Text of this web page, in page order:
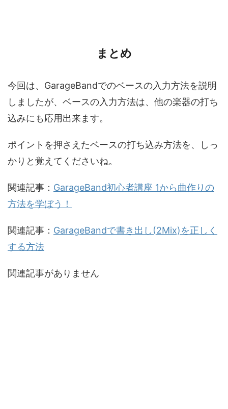
まとめ
今回は、GarageBandでのベースの入力方法を説明
しましたが、ベースの入力方法は、他の楽器の打ち
込みにも応用出来ます。
ポイントを押さえたベースの打ち込み方法を、しっ
かりと覚えてくださいね。
関連記事： GarageBand初心者講座 1から曲作りの
方法を学ぼう！
関連記事： GarageBandで書き出し(2Mix)を正しく
する方法
関連記事がありません